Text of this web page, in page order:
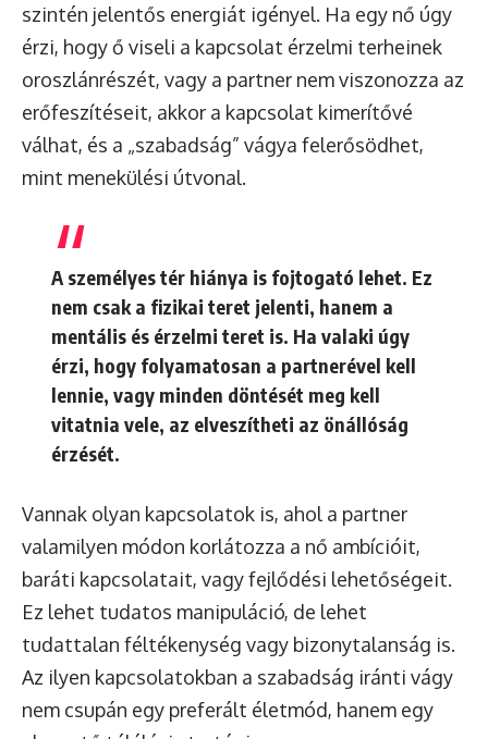
szintén jelentős energiát igényel. Ha egy nő úgy
érzi, hogy ő viseli a kapcsolat érzelmi terheinek
oroszlánrészét, vagy a partner nem viszonozza az
erőfeszítéseit, akkor a kapcsolat kimerítővé
válhat, és a „szabadság” vágya felerősödhet,
mint menekülési útvonal.
A személyes tér hiánya is fojtogató lehet. Ez
nem csak a fizikai teret jelenti, hanem a
mentális és érzelmi teret is. Ha valaki úgy
érzi, hogy folyamatosan a partnerével kell
lennie, vagy minden döntését meg kell
vitatnia vele, az elveszítheti az önállóság
érzését.
Vannak olyan kapcsolatok is, ahol a partner
valamilyen módon korlátozza a nő ambícióit,
baráti kapcsolatait, vagy fejlődési lehetőségeit.
Ez lehet tudatos manipuláció, de lehet
tudattalan féltékenység vagy bizonytalanság is.
Az ilyen kapcsolatokban a szabadság iránti vágy
nem csupán egy preferált életmód, hanem egy